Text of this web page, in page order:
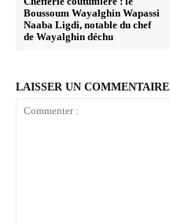
Boussoum Wayalghin Wapassi
Naaba Ligdi, notable du chef
de Wayalghin déchu
LAISSER UN COMMENTAIRE